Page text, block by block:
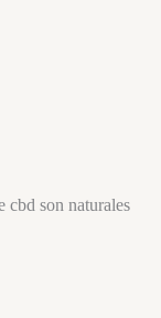
cbd son naturales